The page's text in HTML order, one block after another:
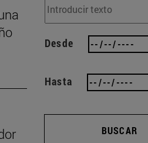
Desde
Hasta
BUSCAR